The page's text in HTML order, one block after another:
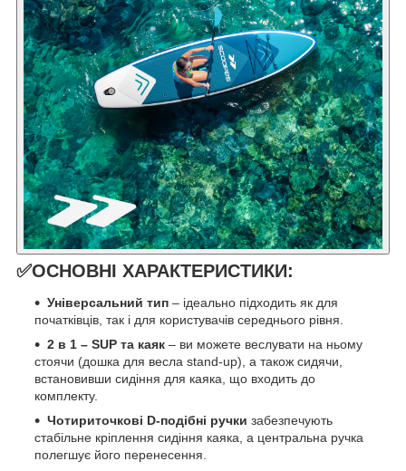
✅ОСНОВНІ ХАРАКТЕРИСТИКИ:
Універсальний тип – ідеально підходить як для
початківців, так і для користувачів середнього рівня.
2 в 1 – SUP та каяк – ви можете веслувати на ньому
стоячи (дошка для весла stand-up), а також сидячи,
встановивши сидіння для каяка, що входить до
комплекту.
Чотириточкові D-подібні ручки забезпечують
стабільне кріплення сидіння каяка, а центральна ручка
полегшує його перенесення.